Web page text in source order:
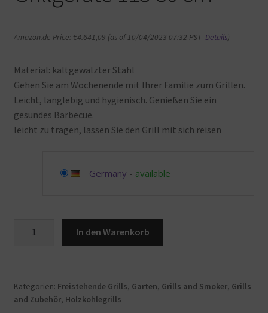
Amazon.de Price: €4.641,09 (as of 10/04/2023 07:32 PST- Details)
Material: kaltgewalzter Stahl
Gehen Sie am Wochenende mit Ihrer Familie zum Grillen.
Leicht, langlebig und hygienisch. Genießen Sie ein
gesundes Barbecue.
leicht zu tragen, lassen Sie den Grill mit sich reisen
Germany - available
Holzkohle
Außenterrasse
In den Warenkorb
Kategorien: Freistehende Grills, Garten, Grills and Smoker, Grills
and Zubehör, Holzkohlegrills